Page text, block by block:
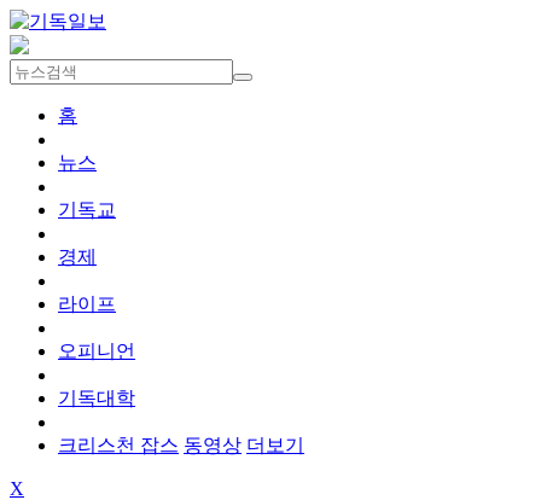
홈
뉴스
기독교
경제
라이프
오피니언
기독대학
크리스천 잡스 동영상 더보기
X